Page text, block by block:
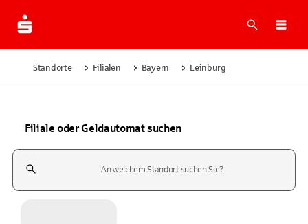
Suche
Standorte Filialen Bayern Leinburg
Filiale oder Geldautomat suchen
Suchfeld